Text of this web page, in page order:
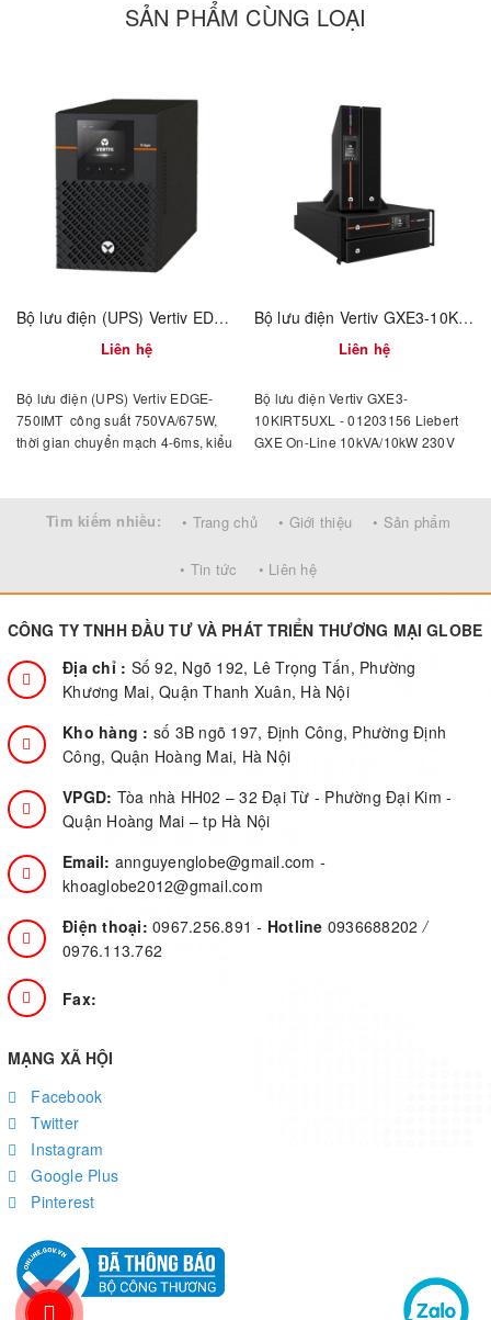
SẢN PHẨM CÙNG LOẠI
Bộ lưu điện (UPS) Vertiv EDGE-750IMT (01202565)
Liên hệ
Bộ lưu điện (UPS) Vertiv EDGE-
750IMT công suất 750VA/675W,
thời gian chuyển mạch 4-6ms, kiểu
Bộ lưu điện Vertiv GXE3-10KIRT5UXL - 01203156
Liên hệ
Bộ lưu điện Vertiv GXE3-
10KIRT5UXL - 01203156 Liebert
GXE On-Line 10kVA/10kW 230V
Slot for optional cards (Vertiv™ IS-
Tìm kiếm nhiều: • Trang chủ • Giới thiệu • Sản phẩm
• Tin tức • Liên hệ
CÔNG TY TNHH ĐẦU TƯ VÀ PHÁT TRIỂN THƯƠNG MẠI GLOBE
Địa chỉ : Số 92, Ngõ 192, Lê Trọng Tấn, Phường
Khương Mai, Quận Thanh Xuân, Hà Nội
Kho hàng : số 3B ngõ 197, Định Công, Phường Định
Công, Quận Hoàng Mai, Hà Nội
VPGD: Tòa nhà HH02 – 32 Đại Từ - Phường Đại Kim -
Quận Hoàng Mai – tp Hà Nội
Email: annguyenglobe@gmail.com -
khoaglobe2012@gmail.com
Điện thoại: 0967.256.891- Hotline 0936688202/
0976.113.762
Fax:
MẠNG XÃ HỘI
Facebook
Twitter
Instagram
Google Plus
Pinterest